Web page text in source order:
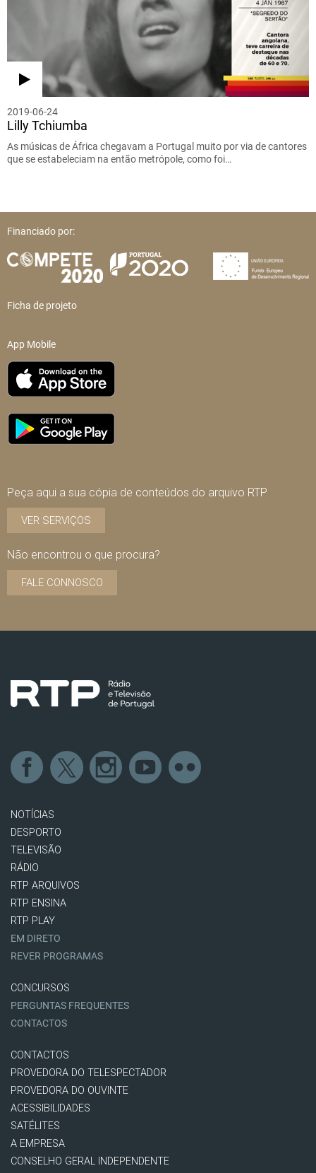
2019-06-24
Lilly Tchiumba
As músicas de África chegavam a Portugal muito por via de cantores
que se estabeleciam na então metrópole, como foi…
Financiado por:
Ficha de projeto
App Mobile
Peça aqui a sua cópia de conteúdos do arquivo RTP
VER SERVIÇOS
Não encontrou o que procura?
FALE CONNOSCO
NOTÍCIAS
DESPORTO
TELEVISÃO
RÁDIO
RTP ARQUIVOS
RTP ENSINA
RTP PLAY
EM DIRETO
REVER PROGRAMAS
CONCURSOS
PERGUNTAS FREQUENTES
CONTACTOS
CONTACTOS
PROVEDORA DO TELESPECTADOR
PROVEDORA DO OUVINTE
ACESSIBILIDADES
SATÉLITES
A EMPRESA
CONSELHO GERAL INDEPENDENTE